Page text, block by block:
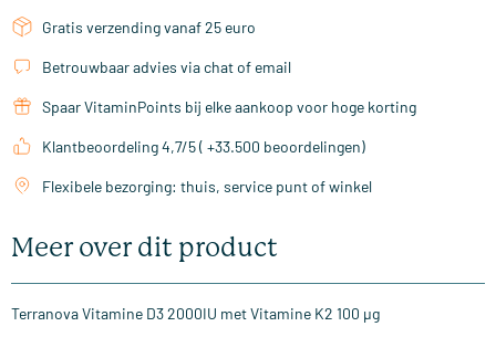
Gratis verzending vanaf 25 euro
Betrouwbaar advies via chat of email
Spaar VitaminPoints bij elke aankoop voor hoge korting
Klantbeoordeling 4,7/5 ( +33.500 beoordelingen)
Flexibele bezorging: thuis, service punt of winkel
Meer over dit product
Terranova Vitamine D3 2000IU met Vitamine K2 100 µg